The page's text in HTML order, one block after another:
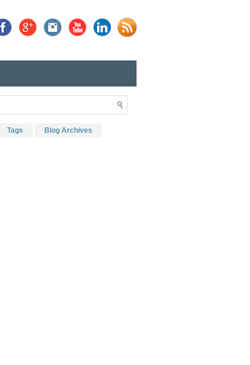
Tags Blog Archives